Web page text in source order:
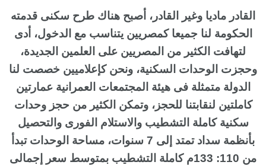
القادر ماديا وغير القادر، أصبح هناك طرح سكنى قدمته
الحكومة لنا جميعا كمصريين يتناسب مع الدخول، أدى
لتهافت الكثير من المصريين على العلمين الجديدة،
وحجزت الوحدات السكنية، ونحن کإعلاميين خصصت لنا
الدولة متمثلة فى هيئة المجتمعات العمرانية عمارتين
كاملتين لنقابتنا للحجز، وتمكن الكثير من حجز وحدات
سكنية كاملة التشطيب والاستلام الفورى والتحصيل
بأنظمة سداد تمتد إلى 7 سنوات، مساحة الوحدات تبدأ
من 110: 133م كاملة التشطيب بمتوسط سعر إجمالى